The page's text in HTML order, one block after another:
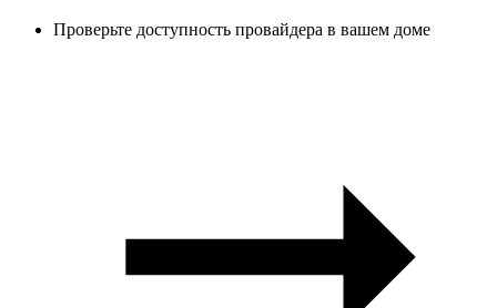
Проверьте доступность провайдера в вашем доме